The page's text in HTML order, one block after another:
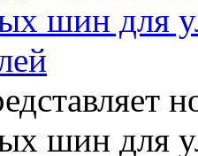
шин для